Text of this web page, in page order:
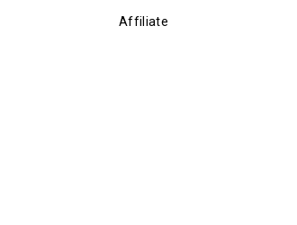
Affiliate